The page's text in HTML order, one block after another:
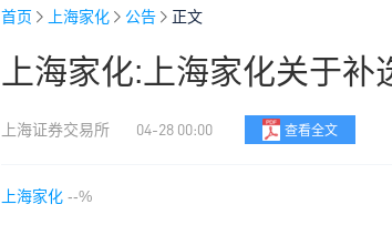
首页 上海家化 公告 正文
上海家化:上海家化关于
上海证券交易所 04-28 00:00 查看全文
上海家化 --%